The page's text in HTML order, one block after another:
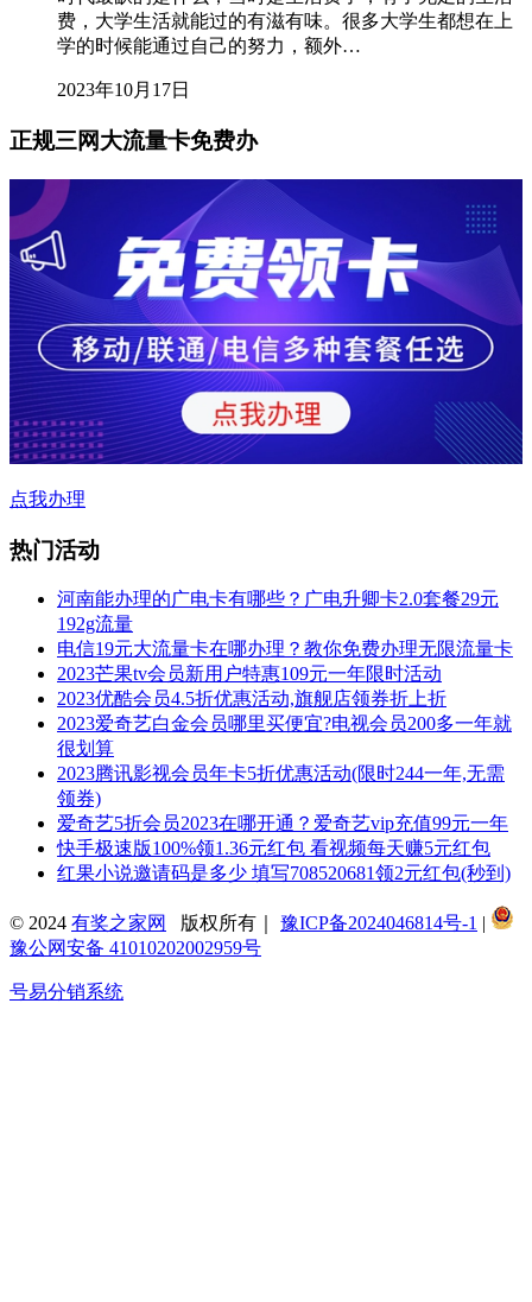
费，大学生活就能过的有滋有味。很多大学生都想在上
学的时候能通过自己的努力，额外…
2023年10月17日
正规三网大流量卡免费办
点我办理
热门活动
河南能办理的广电卡有哪些？广电升卿卡2.0套餐29元
192g流量
电信19元大流量卡在哪办理？教你免费办理无限流量卡
2023芒果tv会员新用户特惠109元一年限时活动
2023优酷会员4.5折优惠活动,旗舰店领券折上折
2023爱奇艺白金会员哪里买便宜?电视会员200多一年就
很划算
2023腾讯影视会员年卡5折优惠活动(限时244一年,无需
领券)
爱奇艺5折会员2023在哪开通？爱奇艺vip充值99元一年
快手极速版100%领1.36元红包 看视频每天赚5元红包
红果小说邀请码是多少 填写708520681领2元红包(秒到)
© 2024 有奖之家网 版权所有｜ 豫ICP备2024046814号-1 |
豫公网安备 41010202002959号
号易分销系统